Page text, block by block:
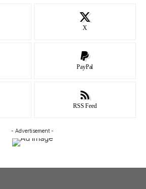
X
PayPal
RSS Feed
- Advertisement -